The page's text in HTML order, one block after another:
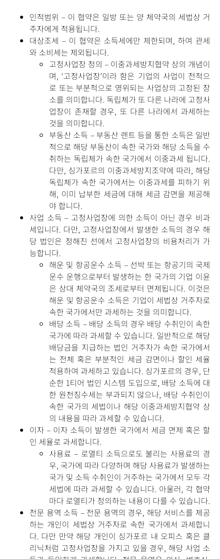
인적범위 – 이 협약은 일방 또는 양 체약국의 세법상 거
주자에게 적용됩니다.
대상조세 – 이 협약은 소득세에만 제한되며, 하여 관세
와 소비세는 제외됩니다.
고정사업장 정의 – 이중과세방지협약 상의 개념이
며, ‘고정사업장’이라 함은 기업의 사업이 전적으
로 또는 부분적으로 영위되는 사업상의 고정된 장
소를 의미합니다. 독립체가 또 다른 나라에 고정사
업장이 존재할 경우, 또 다른 나라에서 과세하는
것을 의미합니다.
부동산 소득 – 부동산 렌트 등을 통한 소득은 일반
적으로 해당 부동산이 속한 국가와 해당 소득을 수
취하는 독립체가 속한 국가에서 이중과세 됩니다.
다만, 싱가포르의 이중과세방지조약에 따라, 해당
독립체가 속한 국가에서는 이중과세를 피하기 위
해, 이미 납부한 세금에 대해 세금 감면을 제공해
야 합니다.
사업 소득 – 고정사업장에 의한 소득이 아닌 경우 비과
세입니다. 다만, 고정사업장에서 발생한 소득의 경우 해
당 법인은 정해진 선에서 고정사업장의 비용처리가 가
능합니다.
해운 및 항공운수 소득 – 선박 또는 항공기의 국제
운수 운행으로부터 발생하는 한 국가의 기업 이윤
은 상대 체약국의 조세로부터 면제됩니다. 이것은
해운 및 항공운수 소득은 기업이 세법상 거주자로
속한 국가에서만 과세하는 것을 의미합니다.
배당 소득 – 배당 소득의 경우 배당 수취인이 속한
국가에 따라 과세할 수 있습니다. 일반적으로 해당
배당금을 지급하는 법인 거주자가 속한 국가에서
는 전체 혹은 부분적인 세금 감면이나 할인 세율
적용하여 과세하고 있습니다. 싱가포르의 경우, 단
순한 1티어 법인 시스템 도입으로, 배당 소득에 대
한 원천징수세는 부과되지 않으나, 배당 수취인이
속한 국가의 세법이나 해당 이중과세방지협약 상
의 내용을 따라 과세할 수 있습니다.
이자 – 이자 소득이 발생한 국가에서 세금 면제 혹은 할
인 세율로 과세합니다.
사용료 – 로열티 소득으로도 불리는 사용료의 경
우, 국가에 따라 다양하며 해당 사용료가 발생하는
국가 및 소득 수취인이 거주하는 국가에서 모두 각
세법에 따라 과세할 수 있습니다. 아울러, 각 협약
마다 로열티가 정의하는 내용이 다를 수 있습니다.
전문 용역 소득 – 전문 용역의 경우, 해당 서비스를 제공
하는 개인이 세법상 거주자로 속한 국가에서 과세합니
다. 다만 만약 해당 개인이 싱가포르 내 오피스 혹은 클
리닉처럼 고정사업장을 가지고 있을 경우, 해당 사업 소